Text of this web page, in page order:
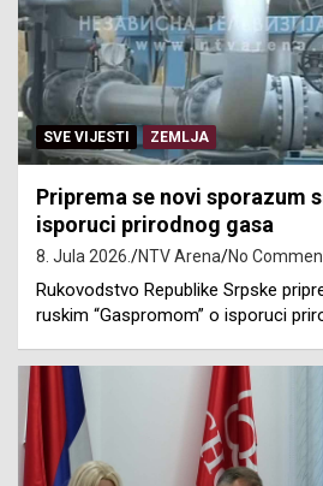
SVE VIJESTI ZEMLJA
Priprema se novi sporazum
isporuci prirodnog gasa
8. Jula 2026. NTV Arena No
Rukovodstvo Republike Srpske
ruskim “Gaspromom” o isporuci